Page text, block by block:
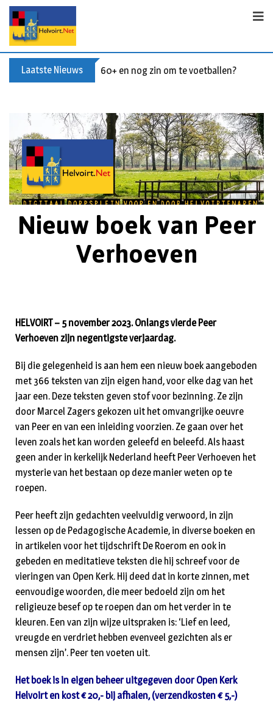
Laatste Nieuws 60+ en nog zin om te voetballen? Kom
Nieuw boek van Peer
Verhoeven
HELVOIRT – 5 november 2023. Onlangs vierde Peer
Verhoeven zijn negentigste verjaardag.
Bij die gelegenheid is aan hem een nieuw boek aangeboden
met 366 teksten van zijn eigen hand, voor elke dag van het
jaar een. Deze teksten geven stof voor bezinning. Ze zijn
door Marcel Zagers gekozen uit het omvangrijke oeuvre
van Peer en van een inleiding voorzien. Ze gaan over het
leven zoals het kan worden geleefd en beleefd. Als haast
geen ander in kerkelijk Nederland heeft Peer Verhoeven het
mysterie van het bestaan op deze manier weten op te
roepen.
Peer heeft zijn gedachten veelvuldig verwoord, in zijn
lessen op de Pedagogische Academie, in diverse boeken en
in artikelen voor het tijdschrift De Roerom en ook in
gebeden en meditatieve teksten die hij schreef voor de
vieringen van Open Kerk. Hij deed dat in korte zinnen, met
eenvoudige woorden, die meer bedoeld zijn om het
religieuze besef op te roepen dan om het verder in te
kleuren. Een van zijn wijze uitspraken is: ‘Lief en leed,
vreugde en verdriet hebben evenveel gezichten als er
mensen zijn’. Peer ten voeten uit.
Het boek is in eigen beheer uitgegeven door Open Kerk
Helvoirt en kost € 20,- bij afhalen, (verzendkosten € 5,-)